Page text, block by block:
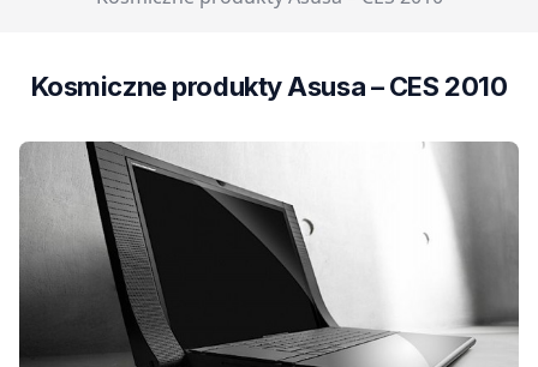
Kosmiczne produkty Asusa – CES 2010